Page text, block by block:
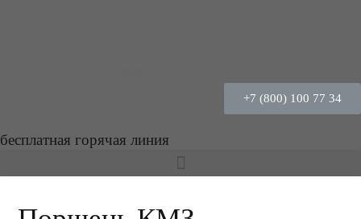
+7 (800) 100 77 34
бесплатная горячая линия